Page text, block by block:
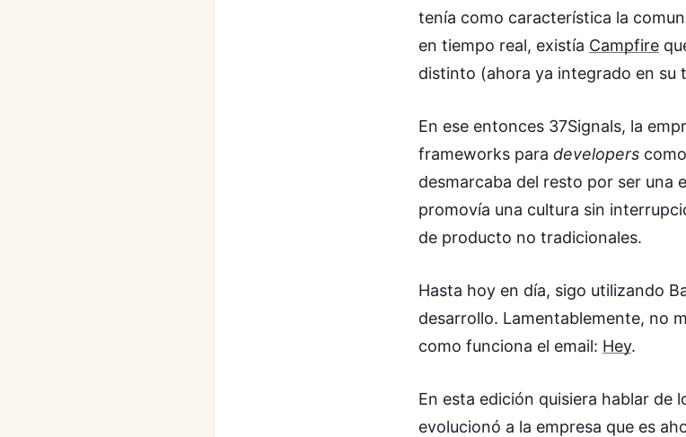
tenía como característica la
en tiempo real, existía Campfire
distinto (ahora ya integrado en su
En ese entonces 37Signals, la
frameworks para developers
desmarcaba del resto por ser una
promovía una cultura sin
de producto no tradicionales.
Hasta hoy en día, sigo utilizando
desarrollo. Lamentablemente, no
como funciona el email: Hey.
En esta edición quisiera hablar de
evolucionó a la empresa que es